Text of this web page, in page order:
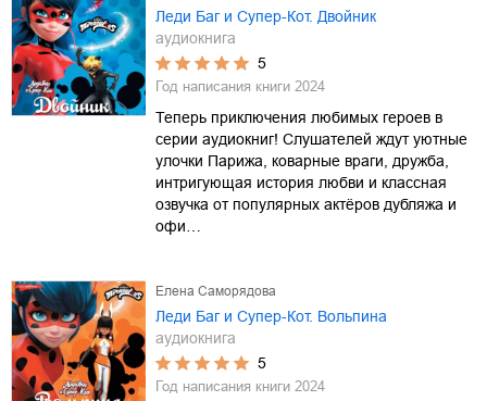
Леди Баг и Супер-Кот. Двойник
аудиокнига
5
Год написания книги 2024
Теперь приключения любимых героев в
серии аудиокниг! Слушателей ждут уютные
улочки Парижа, коварные враги, дружба,
интригующая история любви и классная
озвучка от популярных актёров дубляжа и
офи…
Елена Саморядова
Леди Баг и Супер-Кот. Вольпина
аудиокнига
5
Год написания книги 2024